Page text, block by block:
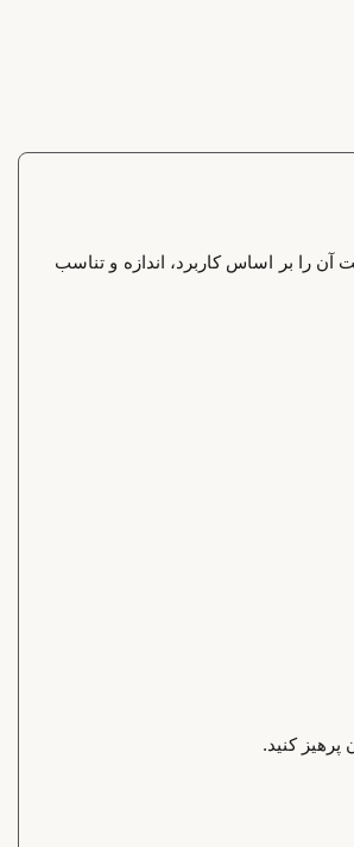
را بر اساس کاربرد، اندازه و تناسب
کنید.